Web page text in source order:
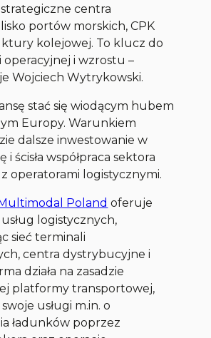
centra
portów morskich, CPK
kolejowej. To klucz do
i wzrostu –
Wojciech Wytrykowski.
stać się wiodącym hubem
Europy. Warunkiem
dalsze inwestowanie w
ścisła współpraca sektora
operatorami logistycznymi.
Poland oferuje
logistycznych,
sieć terminali
centra dystrybucyjne i
działa na zasadzie
platformy transportowej,
usługi m.in. o
ładunków poprzez